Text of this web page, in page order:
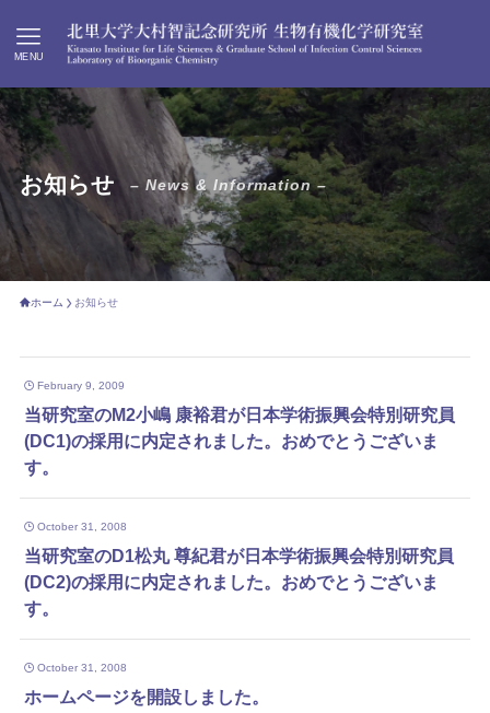
MENU
お知らせ – News & Information –
ホーム お知らせ
February 9, 2009
当研究室のM2小嶋 康裕君が日本学術振興会特別研究員
(DC1)の採用に内定されました。おめでとうございま
す。
October 31, 2008
当研究室のD1松丸 尊紀君が日本学術振興会特別研究員
(DC2)の採用に内定されました。おめでとうございま
す。
October 31, 2008
ホームページを開設しました。